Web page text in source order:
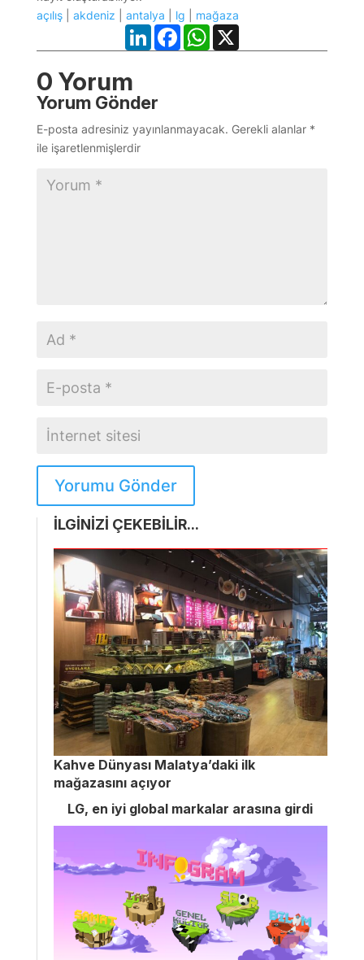
açılış| akdeniz antalya lg
mağaza
LinkedInFacebookWhatsApp
X
0 Yorum
Yorum Gönder
E-posta adresiniz yayınlanmayacak. Gerekli alanlar *
ile işaretlenmişlerdir
Yorumu Gönder
İLGİNİZİ ÇEKEBİLİR...
Kahve Dünyası Malatya’daki ilk
mağazasını açıyor
LG, en iyi global markalar arasına girdi